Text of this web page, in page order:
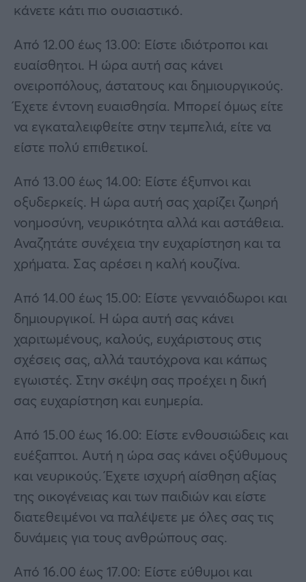
κάνετε κάτι πιο ουσιαστικό.
Από 12.00 έως 13.00: Είστε ιδιότροποι και
ευαίσθητοι. Η ώρα αυτή σας κάνει
ονειροπόλους, άστατους και δημιουργικούς.
Έχετε έντονη ευαισθησία. Μπορεί όμως είτε
να εγκαταλειφθείτε στην τεμπελιά, είτε να
είστε πολύ επιθετικοί.
Από 13.00 έως 14.00: Είστε έξυπνοι και
οξυδερκείς. Η ώρα αυτή σας χαρίζει ζωηρή
νοημοσύνη, νευρικότητα αλλά και αστάθεια.
Αναζητάτε συνέχεια την ευχαρίστηση και τα
χρήματα. Σας αρέσει η καλή κουζίνα.
Από 14.00 έως 15.00: Είστε γενναιόδωροι και
δημιουργικοί. Η ώρα αυτή σας κάνει
χαριτωμένους, καλούς, ευχάριστους στις
σχέσεις σας, αλλά ταυτόχρονα και κάπως
εγωιστές. Στην σκέψη σας προέχει η δική
σας ευχαρίστηση και ευημερία.
Από 15.00 έως 16.00: Είστε ενθουσιώδεις και
ευέξαπτοι. Αυτή η ώρα σας κάνει οξύθυμους
και νευρικούς. Έχετε ισχυρή αίσθηση αξίας
της οικογένειας και των παιδιών και είστε
διατεθειμένοι να παλέψετε με όλες σας τις
δυνάμεις για τους ανθρώπους σας.
Από 16.00 έως 17.00: Είστε εύθυμοι και